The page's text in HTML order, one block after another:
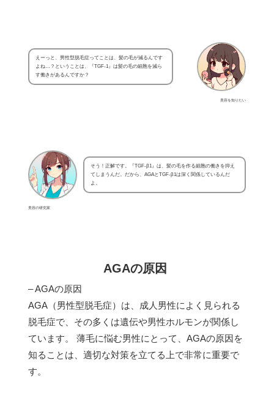
美容を知りたい
えーっと、男性型脱毛症ってことは、髪の毛が減るんです
よね…？ということは、『TGF-1』は髪の毛の細胞を減ら
す働きがあるんですか？
美容の研究家
そう！正解です。『TGF-β1』は、髪の毛を作る細胞の働きを抑え
てしまうんだ。だから、AGAとTGF-β1は深く関係しているんだ
よ。
AGAの原因
– AGAの原因
AGA（男性型脱毛症）は、成人男性によく見られる
脱毛症で、その多くは遺伝や男性ホルモンが関係し
ています。 薄毛に悩む男性にとって、AGAの原因を
知ることは、適切な対策を立てる上で非常に重要で
す。